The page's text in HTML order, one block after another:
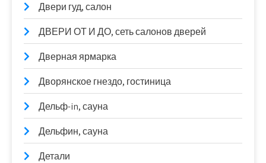
Двери гуд, салон
ДВЕРИ ОТ И ДО, сеть салонов дверей
Дверная ярмарка
Дворянское гнездо, гостиница
Дельф-in, сауна
Дельфин, сауна
Детали